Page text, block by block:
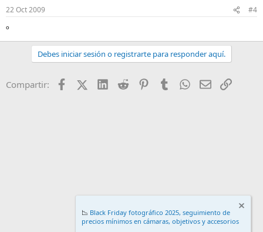
22 Oct 2009 #4
º
Debes iniciar sesión o registrarte para responder aquí.
Compartir: FacebookX (Twitter)
LinkedIn
Reddit PinterestTumblr WhatsApp
EmailEnlace
📉 Black Friday fotográfico 2025, seguimiento de
precios mínimos en cámaras, objetivos y accesorios